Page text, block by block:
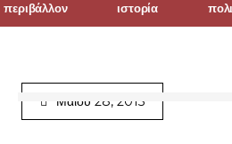
περιβάλλον ιστορία
Μαΐου 28, 2015